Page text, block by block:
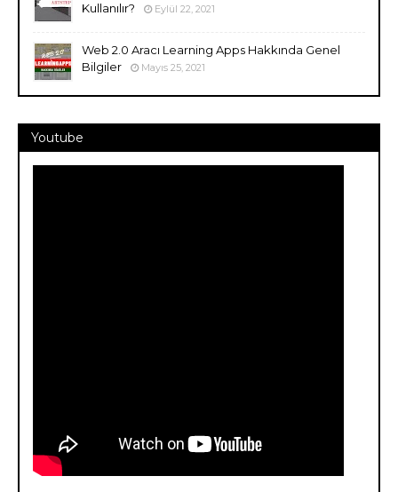
Kullanılır?
Eylül 22, 2021
Web 2.0 Aracı Learning Apps Hakkında Genel
Bilgiler
Mayıs 25, 2021
Youtube